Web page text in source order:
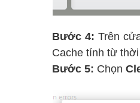
Bước 4: Trên
Cache tính từ
Bước 5: Chọn